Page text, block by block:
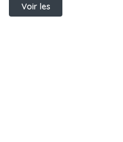
Voir les